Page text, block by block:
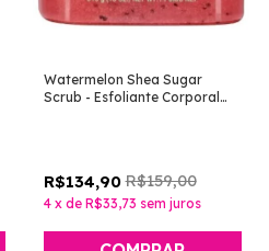
Watermelon Shea Sugar
Scrub - Esfoliante Corporal
R$134,90 R$159,00
4 x de R$33,73 sem juros